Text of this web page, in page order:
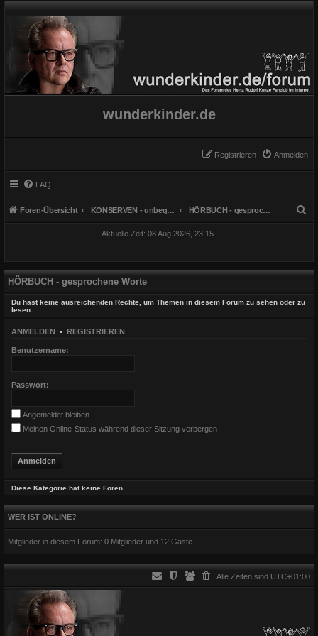
wunderkinder.de
Anmelden
Registrieren
FAQ
Foren-Übersicht KONSERVEN - unbegrenzt haltbar HÖRBUCH - gesprochene Worte
Aktuelle Zeit: 08 Aug 2026, 23:15
HÖRBUCH - gesprochene Worte
Du hast keine ausreichenden Rechte, um Themen in diesem Forum zu sehen oder zu
lesen.
ANMELDEN • REGISTRIEREN
Benutzername:
Passwort:
Angemeldet bleiben
Meinen Online-Status während dieser Sitzung verbergen
Diese Kategorie hat keine Foren.
WER IST ONLINE?
Mitglieder in diesem Forum: 0 Mitglieder und 12 Gäste
Alle Zeiten sind UTC+01:00